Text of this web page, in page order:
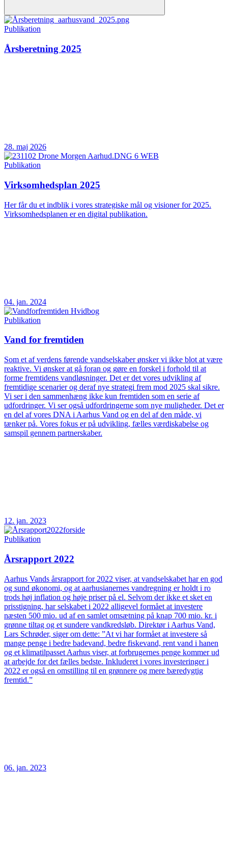
Publikation
Årsberetning 2025
28. maj 2026
Publikation
Virksomhedsplan 2025
Her får du et indblik i vores strategiske mål og visioner for 2025.
Virksomhedsplanen er en digital publikation.
04. jan. 2024
Publikation
Vand for fremtiden
Som et af verdens førende vandselskaber ønsker vi ikke blot at være
reaktive. Vi ønsker at gå foran og gøre en forskel i forhold til at
forme fremtidens vandløsninger. Det er det vores udvikling af
fremtidige scenarier og deraf nye strategi frem mod 2025 skal sikre.
Vi ser i den sammenhæng ikke kun fremtiden som en serie af
udfordringer. Vi ser også udfordringerne som nye muligheder. Det er
en del af vores DNA i Aarhus Vand og en del af den måde, vi
tænker på. Vores fokus er på udvikling, fælles værdiskabelse og
samspil gennem partnerskaber.
12. jan. 2023
Publikation
Årsrapport 2022
Aarhus Vands årsrapport for 2022 viser, at vandselskabet har en god
og sund økonomi, og at aarhusianernes vandregning er holdt i ro
trods høj inflation og høje priser på el. Selvom der ikke et sket en
prisstigning, har selskabet i 2022 alligevel formået at investere
næsten 500 mio. ud af en samlet omsætning på knap 700 mio. kr. i
grønne tiltag og et sundere vandkredsløb. Direktør i Aarhus Vand,
Lars Schrøder, siger om dette: ”At vi har formået at investere så
mange penge i bedre badevand, bedre fiskevand, rent vand i hanen
og et klimatilpasset Aarhus viser, at forbrugernes penge kommer ud
at arbejde for det fælles bedste. Inkluderet i vores investeringer i
2022 er også en omstilling til en grønnere og mere bæredygtig
fremtid.”
06. jan. 2023